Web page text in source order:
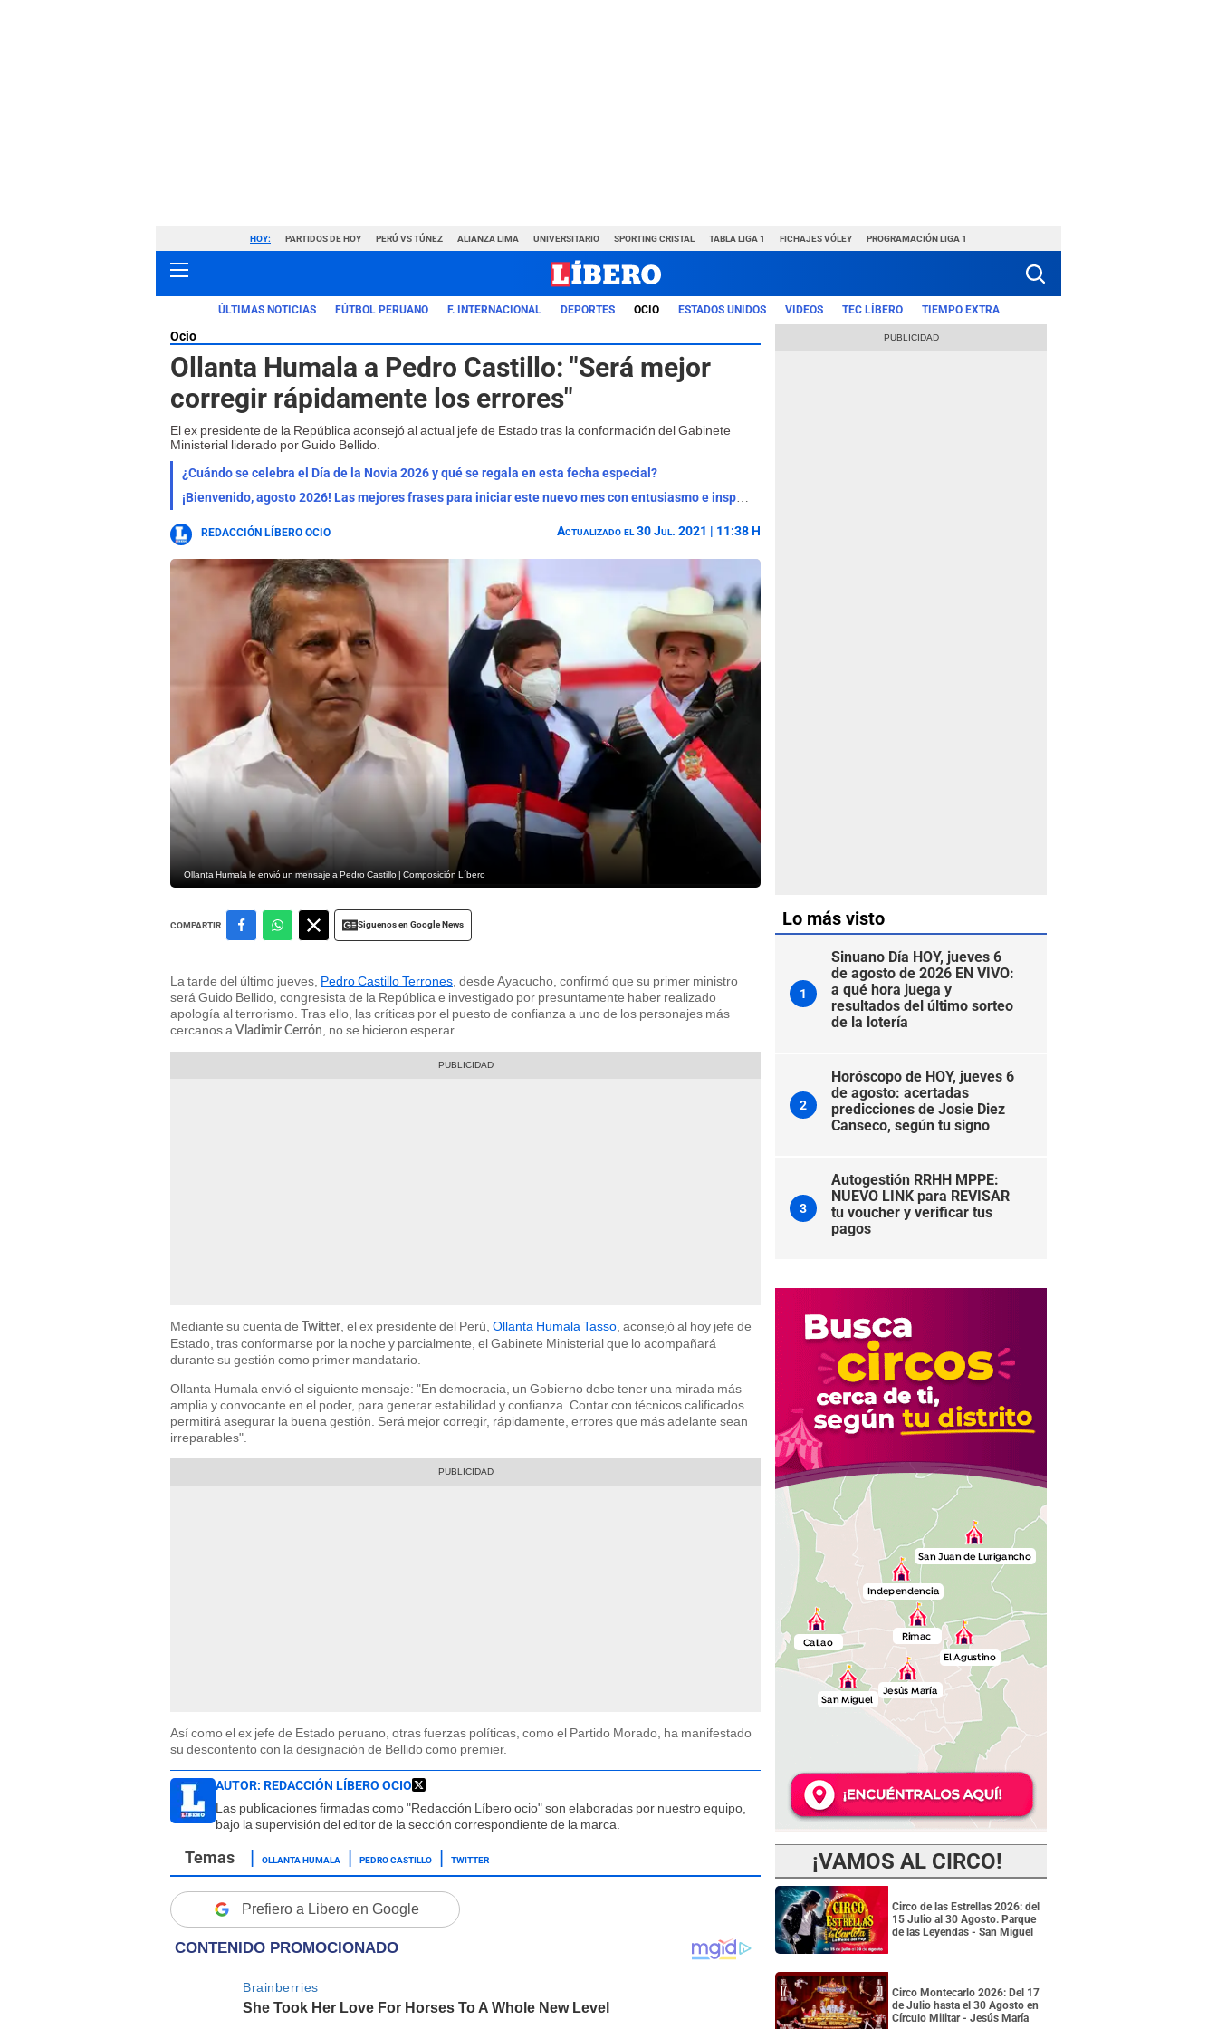
HOY: PARTIDOS DE HOY PERÚ VS TÚNEZ ALIANZA LIMA UNIVERSITARIO SPORTING CRISTAL TABLA LIGA 1 FICHAJES VÓLEY PROGRAMACIÓN LIGA 1
ÚLTIMAS NOTICIAS FÚTBOL PERUANO F. INTERNACIONAL DEPORTES OCIO ESTADOS UNIDOS VIDEOS TEC LÍBERO TIEMPO EXTRA
Ocio
Ollanta Humala a Pedro Castillo: "Será mejor
corregir rápidamente los errores"
El ex presidente de la República aconsejó al actual jefe de Estado tras la conformación del Gabinete
Ministerial liderado por Guido Bellido.
¿Cuándo se celebra el Día de la Novia 2026 y qué se regala en esta fecha especial?
¡Bienvenido, agosto 2026! Las mejores frases para iniciar este nuevo mes con entusiasmo e inspiración
REDACCIÓN LÍBERO OCIO Actualizado el 30 Jul. 2021 | 11:38 H
Ollanta Humala le envió un mensaje a Pedro Castillo | Composición Líbero
COMPARTIR Siguenos en Google News
La tarde del último jueves, Pedro Castillo Terrones , desde Ayacucho, confirmó que su primer ministro
será Guido Bellido, congresista de la República e investigado por presuntamente haber realizado
apología al terrorismo. Tras ello, las críticas por el puesto de confianza a uno de los personajes más
cercanos a Vladimir Cerrón , no se hicieron esperar.
Mediante su cuenta de Twitter , el ex presidente del Perú, Ollanta Humala Tasso , aconsejó al hoy jefe de
Estado, tras conformarse por la noche y parcialmente, el Gabinete Ministerial que lo acompañará
durante su gestión como primer mandatario.
Ollanta Humala envió el siguiente mensaje: "En democracia, un Gobierno debe tener una mirada más
amplia y convocante en el poder, para generar estabilidad y confianza. Contar con técnicos calificados
permitirá asegurar la buena gestión. Será mejor corregir, rápidamente, errores que más adelante sean
irreparables".
Así como el ex jefe de Estado peruano, otras fuerzas políticas, como el Partido Morado, ha manifestado
su descontento con la designación de Bellido como premier.
AUTOR: REDACCIÓN LÍBERO OCIO
Las publicaciones firmadas como "Redacción Líbero ocio" son elaboradas por nuestro equipo,
bajo la supervisión del editor de la sección correspondiente de la marca.
OLLANTA HUMALA PEDRO CASTILLO TWITTER
Prefiero a Libero en Google
Lo más visto
1
Sinuano Día HOY, jueves 6
de agosto de 2026 EN VIVO:
a qué hora juega y
resultados del último sorteo
de la lotería
2
Horóscopo de HOY, jueves 6
de agosto: acertadas
predicciones de Josie Diez
Canseco, según tu signo
3
Autogestión RRHH MPPE:
NUEVO LINK para REVISAR
tu voucher y verificar tus
pagos
¡VAMOS AL CIRCO!
Circo de las Estrellas 2026: del
15 Julio al 30 Agosto. Parque
de las Leyendas - San Miguel
Circo Montecarlo 2026: Del 17
de Julio hasta el 30 Agosto en
Círculo Militar - Jesús María